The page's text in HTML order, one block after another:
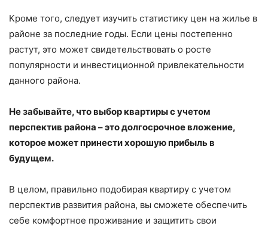
Кроме того, следует изучить статистику цен на жилье в
районе за последние годы. Если цены постепенно
растут, это может свидетельствовать о росте
популярности и инвестиционной привлекательности
данного района.
Не забывайте, что выбор квартиры с учетом
перспектив района – это долгосрочное вложение,
которое может принести хорошую прибыль в
будущем.
В целом, правильно подобирая квартиру с учетом
перспектив развития района, вы сможете обеспечить
себе комфортное проживание и защитить свои